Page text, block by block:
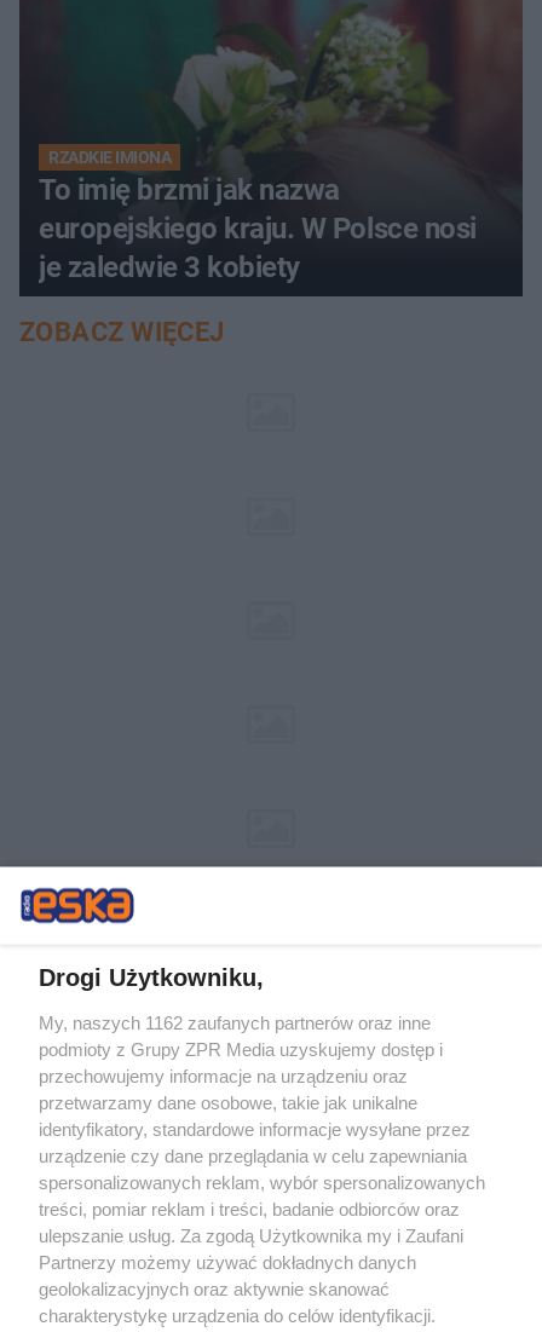
RZADKIE IMIONA
To imię brzmi jak nazwa
europejskiego kraju. W Polsce nosi
je zaledwie 3 kobiety
ZOBACZ WIĘCEJ
Żaden utwór zamieszczony w serwisie nie może być powielany i
rozpowszechniany lub dalej rozpowszechniany w jakikolwiek sposób (w
tym także elektroniczny lub mechaniczny) na jakimkolwiek polu
eksploatacji w jakiejkolwiek formie, włącznie z umieszczaniem w
Internecie bez pisemnej zgody właściciela praw. Jakiekolwiek użycie lub
wykorzystanie utworów w całości lub w części z naruszeniem prawa,
tzn. bez właściwej zgody, jest zabronione pod groźbą kary i może być
ścigane prawnie.
Drogi Użytkowniku,
My, naszych 1162 zaufanych partnerów oraz inne
podmioty z Grupy ZPR Media uzyskujemy dostęp i
przechowujemy informacje na urządzeniu oraz
przetwarzamy dane osobowe, takie jak unikalne
identyfikatory, standardowe informacje wysyłane przez
urządzenie czy dane przeglądania w celu zapewniania
spersonalizowanych reklam, wybór spersonalizowanych
treści, pomiar reklam i treści, badanie odbiorców oraz
ulepszanie usług. Za zgodą Użytkownika my i Zaufani
Partnerzy możemy używać dokładnych danych
geolokalizacyjnych oraz aktywnie skanować
charakterystykę urządzenia do celów identyfikacji.